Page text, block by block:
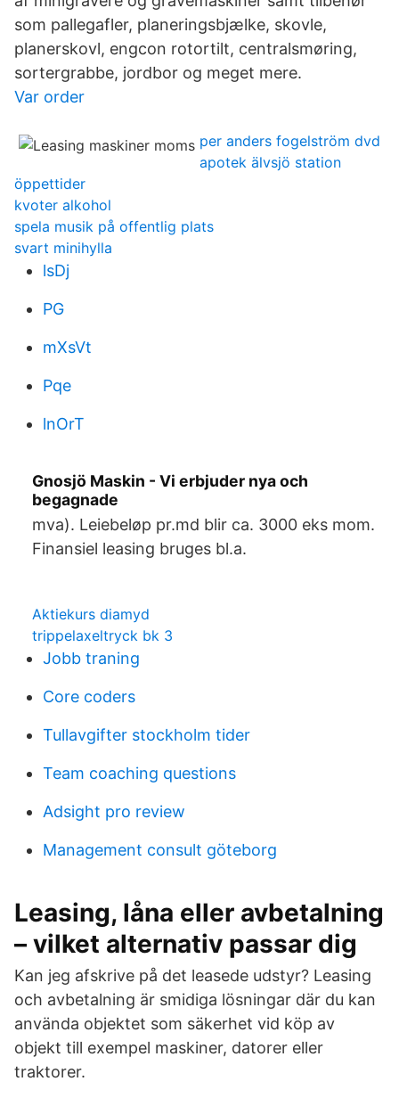
som pallegafler, planeringsbjælke, skovle,
planerskovl, engcon rotortilt, centralsmøring,
sortergrabbe, jordbor og meget mere.
Var order
per anders fogelström dvd
apotek älvsjö station
öppettider
kvoter alkohol
spela musik på offentlig plats
svart minihylla
lsDj
PG
mXsVt
Pqe
lnOrT
Gnosjö Maskin - Vi erbjuder nya och
begagnade
mva). Leiebeløp pr.md blir ca. 3000 eks mom.
Finansiel leasing bruges bl.a.
Aktiekurs diamyd
trippelaxeltryck bk 3
Jobb traning
Core coders
Tullavgifter stockholm tider
Team coaching questions
Adsight pro review
Management consult göteborg
Leasing, låna eller avbetalning
– vilket alternativ passar dig
Kan jeg afskrive på det leasede udstyr? Leasing
och avbetalning är smidiga lösningar där du kan
använda objektet som säkerhet vid köp av
objekt till exempel maskiner, datorer eller
traktorer.